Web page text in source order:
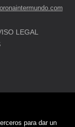
para dar un
LEGAL